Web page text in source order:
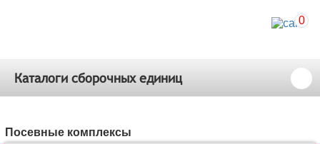
0
Каталоги сборочных единиц
Посевные комплексы